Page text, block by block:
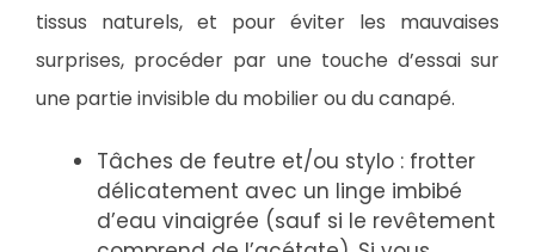
tissus naturels, et pour éviter les mauvaises
surprises, procéder par une touche d’essai sur
une partie invisible du mobilier ou du canapé.
Tâches de feutre et/ou stylo : frotter
délicatement avec un linge imbibé
d’eau vinaigrée (sauf si le revêtement